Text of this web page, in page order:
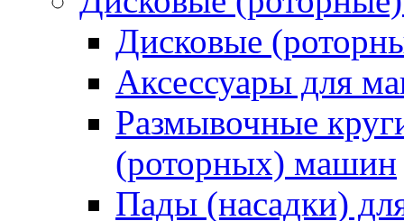
Дисковые
Аксессуары для
Размывочные
(роторных) машин
Пады (насадки)